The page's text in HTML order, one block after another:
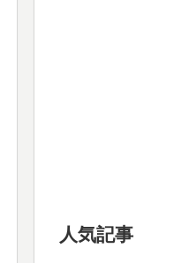
人気記事